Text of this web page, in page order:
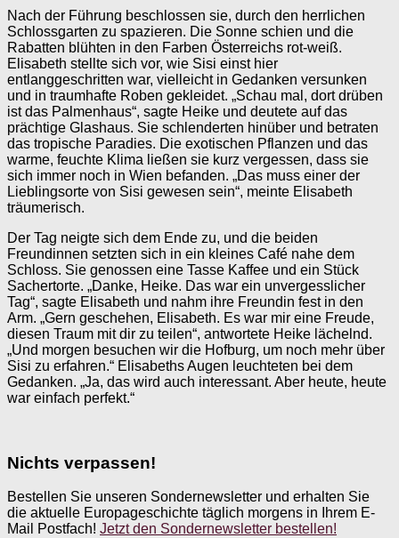
Nach der Führung beschlossen sie, durch den herrlichen
Schlossgarten zu spazieren. Die Sonne schien und die
Rabatten blühten in den Farben Österreichs rot-weiß.
Elisabeth stellte sich vor, wie Sisi einst hier
entlanggeschritten war, vielleicht in Gedanken versunken
und in traumhafte Roben gekleidet. „Schau mal, dort drüben
ist das Palmenhaus“, sagte Heike und deutete auf das
prächtige Glashaus. Sie schlenderten hinüber und betraten
das tropische Paradies. Die exotischen Pflanzen und das
warme, feuchte Klima ließen sie kurz vergessen, dass sie
sich immer noch in Wien befanden. „Das muss einer der
Lieblingsorte von Sisi gewesen sein“, meinte Elisabeth
träumerisch.
Der Tag neigte sich dem Ende zu, und die beiden
Freundinnen setzten sich in ein kleines Café nahe dem
Schloss. Sie genossen eine Tasse Kaffee und ein Stück
Sachertorte. „Danke, Heike. Das war ein unvergesslicher
Tag“, sagte Elisabeth und nahm ihre Freundin fest in den
Arm. „Gern geschehen, Elisabeth. Es war mir eine Freude,
diesen Traum mit dir zu teilen“, antwortete Heike lächelnd.
„Und morgen besuchen wir die Hofburg, um noch mehr über
Sisi zu erfahren.“ Elisabeths Augen leuchteten bei dem
Gedanken. „Ja, das wird auch interessant. Aber heute, heute
war einfach perfekt.“
Nichts verpassen!
Bestellen Sie unseren Sondernewsletter und erhalten Sie
die aktuelle Europageschichte täglich morgens in Ihrem E-
Mail Postfach! Jetzt den Sondernewsletter bestellen!